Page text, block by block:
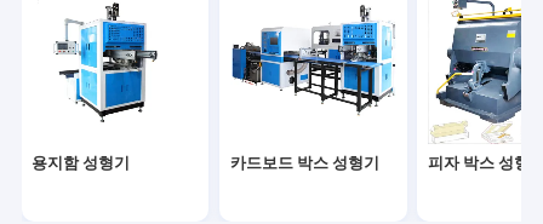
용지함 성형기 카드보드 박스 성형기 피자 박스 성형